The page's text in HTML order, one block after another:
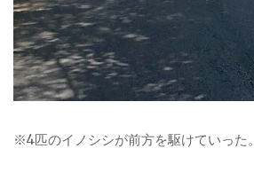
※4匹のイノシシが前方を駆けていった。